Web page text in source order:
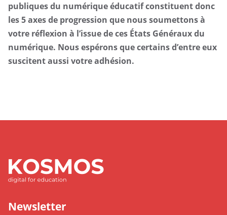
publiques du numérique éducatif constituent donc
les 5 axes de progression que nous soumettons à
votre réflexion à l’issue de ces États Généraux du
numérique. Nous espérons que certains d’entre eux
suscitent aussi votre adhésion.
Newsletter